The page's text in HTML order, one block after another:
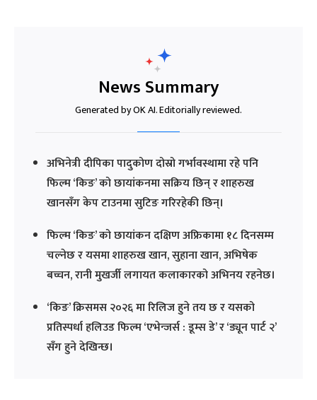
News Summary
Generated by OK AI. Editorially reviewed.
अभिनेत्री दीपिका पादुकोण दोस्रो गर्भावस्थामा रहे पनि
फिल्म ‘किङ’ को छायांकनमा सक्रिय छिन् र शाहरुख
खानसँग केप टाउनमा सुटिङ गरिरहेकी छिन्।
फिल्म ‘किङ’ को छायांकन दक्षिण अफ्रिकामा १८ दिनसम्म
चल्नेछ र यसमा शाहरुख खान, सुहाना खान, अभिषेक
बच्चन, रानी मुखर्जी लगायत कलाकारको अभिनय रहनेछ।
‘किङ’ क्रिसमस २०२६ मा रिलिज हुने तय छ र यसको
प्रतिस्पर्धा हलिउड फिल्म ‘एभेन्जर्स : डूम्स डे’ र ‘ड्यून पार्ट २’
सँग हुने देखिन्छ।